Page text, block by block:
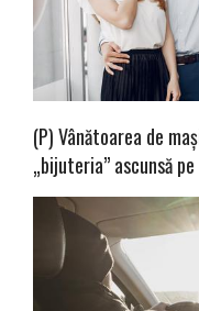
(P) Vânătoarea de
„bijuteria” ascunsă